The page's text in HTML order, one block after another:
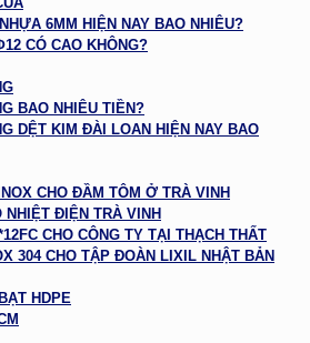
6MM HIỆN NAY BAO NHIÊU?
CÓ CAO KHÔNG?
BAO NHIÊU TIỀN?
DỆT KIM ĐÀI LOAN HIỆN NAY BAO
CHO ĐẦM TÔM Ở TRÀ VINH
NHIỆT ĐIỆN TRÀ VINH
CHO CÔNG TY TẠI THẠCH THẤT
304 CHO TẬP ĐOÀN LIXIL NHẬT BẢN
HDPE